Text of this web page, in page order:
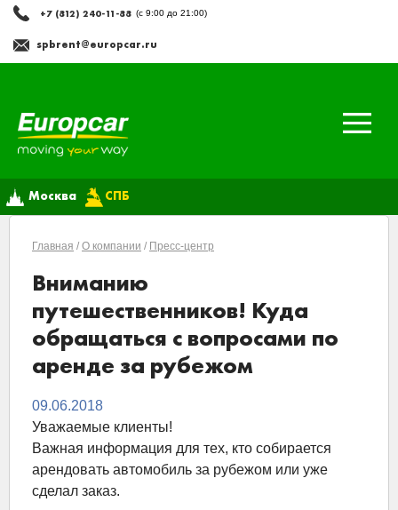
+7 (812) 240-11-88 (с 9:00 до 21:00)
spbrent@europcar.ru
Москва СПБ
Главная / О компании / Пресс-центр
Вниманию
путешественников! Куда
обращаться с вопросами по
аренде за рубежом
09.06.2018
Уважаемые клиенты!
Важная информация для тех, кто собирается
арендовать автомобиль за рубежом или уже
сделал заказ.